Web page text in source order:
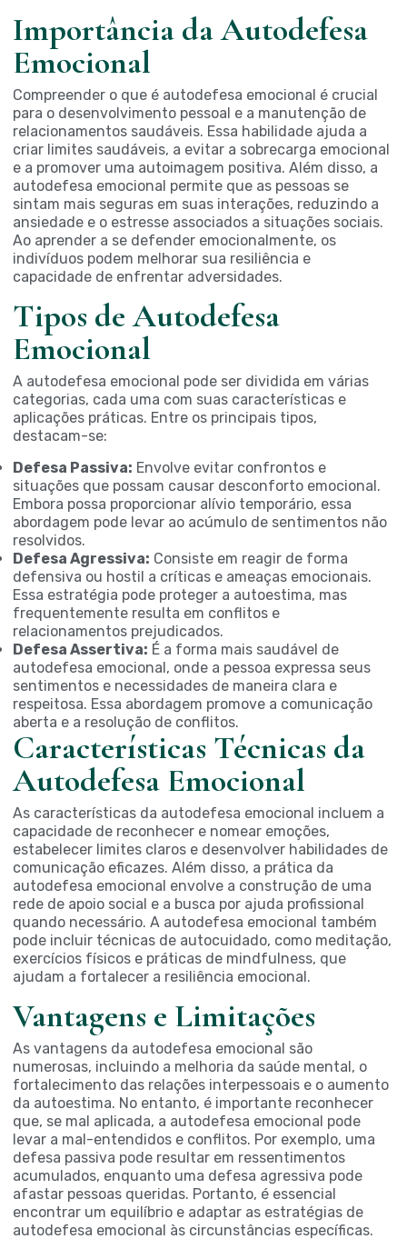
Importância da Autodefesa
Emocional
Compreender o que é autodefesa emocional é crucial
para o desenvolvimento pessoal e a manutenção de
relacionamentos saudáveis. Essa habilidade ajuda a
criar limites saudáveis, a evitar a sobrecarga emocional
e a promover uma autoimagem positiva. Além disso, a
autodefesa emocional permite que as pessoas se
sintam mais seguras em suas interações, reduzindo a
ansiedade e o estresse associados a situações sociais.
Ao aprender a se defender emocionalmente, os
indivíduos podem melhorar sua resiliência e
capacidade de enfrentar adversidades.
Tipos de Autodefesa
Emocional
A autodefesa emocional pode ser dividida em várias
categorias, cada uma com suas características e
aplicações práticas. Entre os principais tipos,
destacam-se:
Defesa Passiva: Envolve evitar confrontos e
situações que possam causar desconforto emocional.
Embora possa proporcionar alívio temporário, essa
abordagem pode levar ao acúmulo de sentimentos não
resolvidos.
Defesa Agressiva: Consiste em reagir de forma
defensiva ou hostil a críticas e ameaças emocionais.
Essa estratégia pode proteger a autoestima, mas
frequentemente resulta em conflitos e
relacionamentos prejudicados.
Defesa Assertiva: É a forma mais saudável de
autodefesa emocional, onde a pessoa expressa seus
sentimentos e necessidades de maneira clara e
respeitosa. Essa abordagem promove a comunicação
aberta e a resolução de conflitos.
Características Técnicas da
Autodefesa Emocional
As características da autodefesa emocional incluem a
capacidade de reconhecer e nomear emoções,
estabelecer limites claros e desenvolver habilidades de
comunicação eficazes. Além disso, a prática da
autodefesa emocional envolve a construção de uma
rede de apoio social e a busca por ajuda profissional
quando necessário. A autodefesa emocional também
pode incluir técnicas de autocuidado, como meditação,
exercícios físicos e práticas de mindfulness, que
ajudam a fortalecer a resiliência emocional.
Vantagens e Limitações
As vantagens da autodefesa emocional são
numerosas, incluindo a melhoria da saúde mental, o
fortalecimento das relações interpessoais e o aumento
da autoestima. No entanto, é importante reconhecer
que, se mal aplicada, a autodefesa emocional pode
levar a mal-entendidos e conflitos. Por exemplo, uma
defesa passiva pode resultar em ressentimentos
acumulados, enquanto uma defesa agressiva pode
afastar pessoas queridas. Portanto, é essencial
encontrar um equilíbrio e adaptar as estratégias de
autodefesa emocional às circunstâncias específicas.